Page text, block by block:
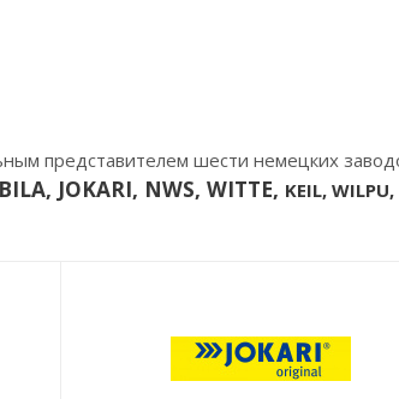
представителем шести немецких
JOKARI, NWS, WITTE, KEIL, WILPU,